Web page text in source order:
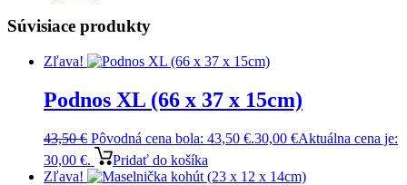
Súvisiace produkty
Zľava!
Podnos XL (66 x 37 x 15cm)
43,50€ Pôvodná cena bola: 43,50 €.30,00 €Aktuálna cena je:
30,00 €.
Pridať do košíka
Zľava!